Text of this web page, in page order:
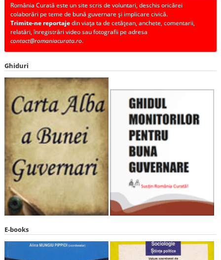
România Curată este un site scris de voluntari, deschis oricărei
colaborări pe teme de bună guvernare și implicare civică.
Trimite-ne reportajedin viața ta de cetățean, anchete, comentarii,
relatări, înregistrări video sau fotografii pe adresa
contact@romaniacurata.ro.
Ghiduri
E-books